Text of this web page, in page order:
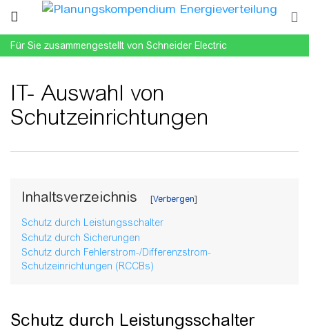
Für Sie zusammengestellt von Schneider Electric
IT- Auswahl von
Schutzeinrichtungen
Inhaltsverzeichnis
Schutz durch Leistungsschalter
Schutz durch Sicherungen
Schutz durch Fehlerstrom-/Differenzstrom-
Schutzeinrichtungen (RCCBs)
Schutz durch Leistungsschalter